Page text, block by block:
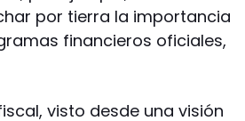
por tierra la importancia
financieros oficiales,
visto desde una visión